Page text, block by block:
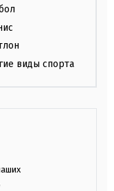
виды спорта